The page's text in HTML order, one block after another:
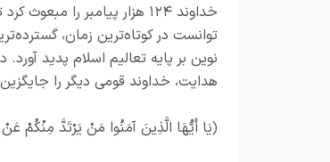
خداوند ۱۲۴ هزار پیامبر
توانست در کوتاه‌ترین زمان،
نوین بر پایه تعالیم اسلام پدید
هدایت، خداوند قومی دیگر را
﴿يَا أَيُّهَا الَّذِينَ آمَنُوا مَنْ يَرْتَدَّ مِنْكُمْ